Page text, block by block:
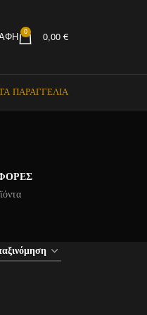
0 0,00 €
ΠΑΡΑΓΓΕΛΊΑ